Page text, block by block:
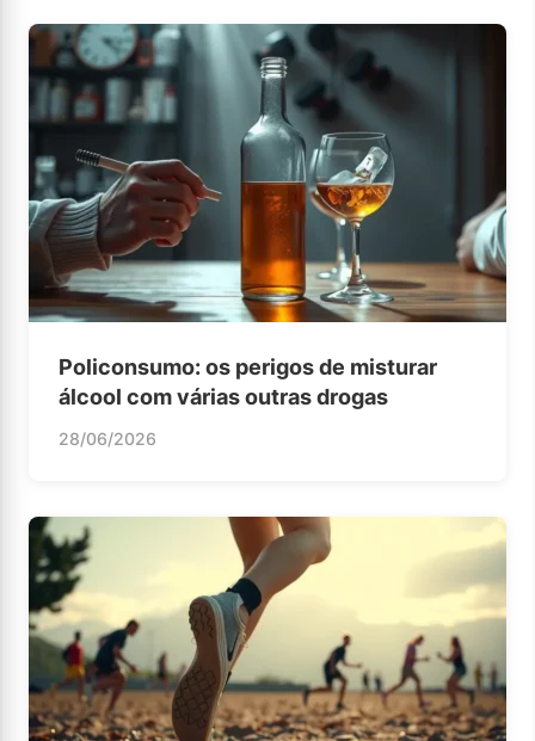
Policonsumo: os perigos de misturar
álcool com várias outras drogas
28/06/2026